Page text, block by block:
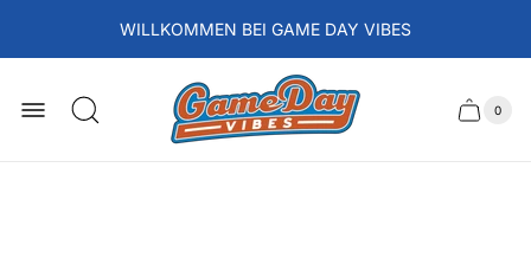
WILLKOMMEN BEI GAME DAY VIBES
Laden-
Logo
0